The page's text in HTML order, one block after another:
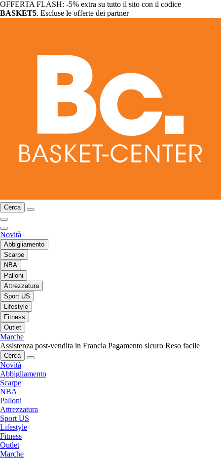
OFFERTA FLASH: -5% extra su tutto il sito con il codice
BASKET5. Escluse le offerte dei partner
Cerca
Novità
Abbigliamento
Scarpe
NBA
Palloni
Attrezzatura
Sport US
Lifestyle
Fitness
Outlet
Marche
Assistenza post-vendita in Francia Pagamento sicuro Reso facile
Cerca
Novità
Abbigliamento
Scarpe
NBA
Palloni
Attrezzatura
Sport US
Lifestyle
Fitness
Outlet
Marche